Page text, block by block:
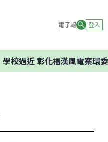
電子報 登入
彰化福漢風電案環委建議不